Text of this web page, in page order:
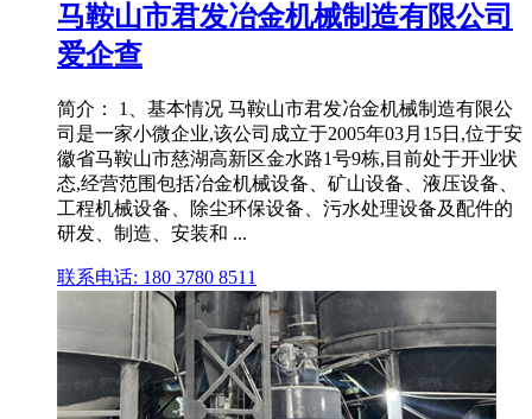
马鞍山市君发冶金机械制造有限公司
爱企查
简介： 1、基本情况 马鞍山市君发冶金机械制造有限公
司是一家小微企业,该公司成立于2005年03月15日,位于安
徽省马鞍山市慈湖高新区金水路1号9栋,目前处于开业状
态,经营范围包括冶金机械设备、矿山设备、液压设备、
工程机械设备、除尘环保设备、污水处理设备及配件的
研发、制造、安装和 ...
联系电话: 180 3780 8511